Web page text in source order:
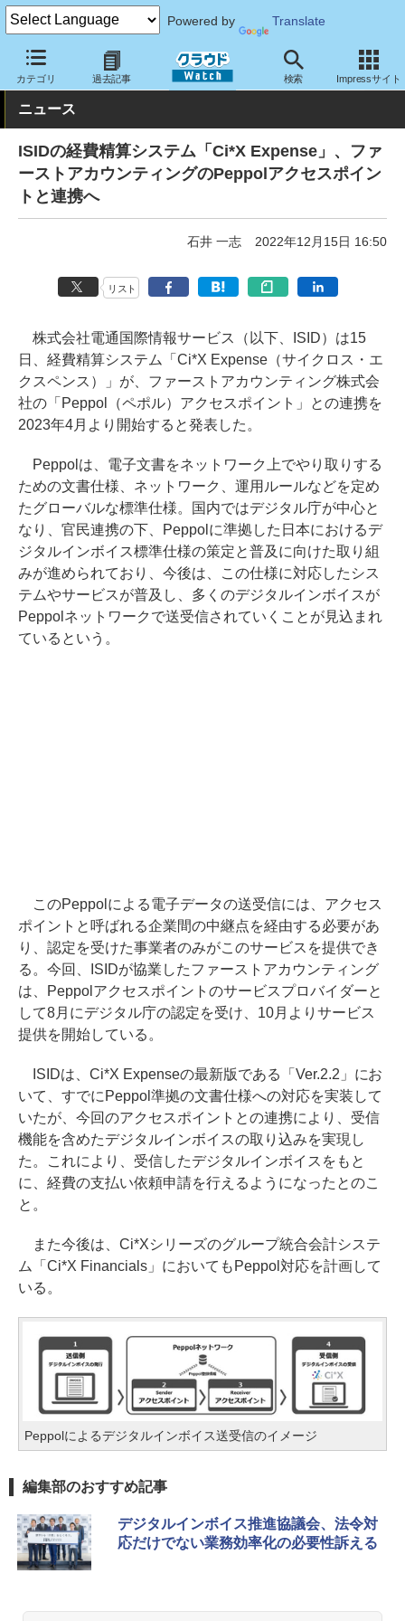
Powered by Translate
カテゴリ 過去記事 検索 Impressサイト
クラウド Watch サービス・ソフト サービス 業務関連
ニュース
ISIDの経費精算システム「Ci*X Expense」、ファ
ーストアカウンティングのPeppolアクセスポイン
トと連携へ
石井 一志 2022年12月15日 16:50
リスト
株式会社電通国際情報サービス（以下、ISID）は15
日、経費精算システム「Ci*X Expense（サイクロス・エ
クスペンス）」が、ファーストアカウンティング株式会
社の「Peppol（ペポル）アクセスポイント」との連携を
2023年4月より開始すると発表した。
Peppolは、電子文書をネットワーク上でやり取りする
ための文書仕様、ネットワーク、運用ルールなどを定め
たグローバルな標準仕様。国内ではデジタル庁が中心と
なり、官民連携の下、Peppolに準拠した日本におけるデ
ジタルインボイス標準仕様の策定と普及に向けた取り組
みが進められており、今後は、この仕様に対応したシス
テムやサービスが普及し、多くのデジタルインボイスが
Peppolネットワークで送受信されていくことが見込まれ
ているという。
このPeppolによる電子データの送受信には、アクセス
ポイントと呼ばれる企業間の中継点を経由する必要があ
り、認定を受けた事業者のみがこのサービスを提供でき
る。今回、ISIDが協業したファーストアカウンティング
は、Peppolアクセスポイントのサービスプロバイダーと
して8月にデジタル庁の認定を受け、10月よりサービス
提供を開始している。
ISIDは、Ci*X Expenseの最新版である「Ver.2.2」にお
いて、すでにPeppol準拠の文書仕様への対応を実装して
いたが、今回のアクセスポイントとの連携により、受信
機能を含めたデジタルインボイスの取り込みを実現し
た。これにより、受信したデジタルインボイスをもと
に、経費の支払い依頼申請を行えるようになったとのこ
と。
また今後は、Ci*Xシリーズのグループ統合会計システ
ム「Ci*X Financials」においてもPeppol対応を計画して
いる。
Peppolによるデジタルインボイス送受信のイメージ
編集部のおすすめ記事
デジタルインボイス推進協議会、法令対
応だけでない業務効率化の必要性訴える